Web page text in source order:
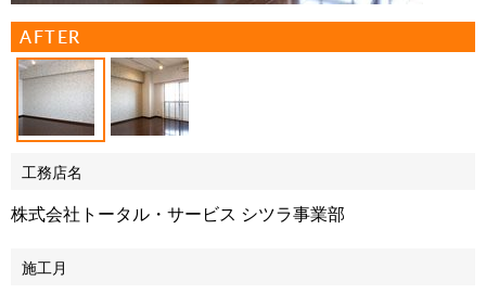
AFTER
工務店名
株式会社トータル・サービス シツラ事業部
施工月